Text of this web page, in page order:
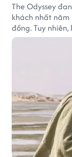
The Odyssey
khách nhất
đồng. Tuy
phim của
tranh cãi từ